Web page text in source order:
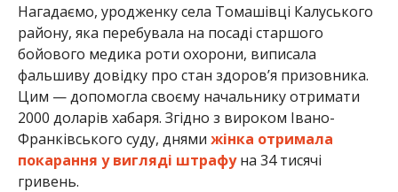
Нагадаємо, уродженку села Томашівці Калуського
району, яка перебувала на посаді старшого
бойового медика роти охорони, виписала
фальшиву довідку про стан здоров’я призовника.
Цим — допомогла своєму начальнику отримати
2000 доларів хабаря. Згідно з вироком Івано-
Франківського суду, днями жінка отримала
покарання у вигляді штрафуна 34 тисячі
гривень.